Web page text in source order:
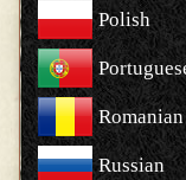
Polish
Romanian
Russian